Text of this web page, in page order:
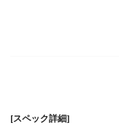
[スペック詳細]